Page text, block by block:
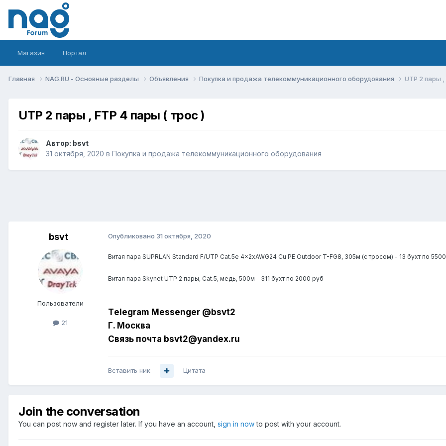
Магазин Портал
Главная NAG.RU - Основные разделы Объявления Покупка и продажа телекоммуникационного оборудования UTP 2 пары
UTP 2 пары , FTP 4 пары ( трос )
Автор: bsvt
31 октября, 2020 в Покупка и продажа телекоммуникационного оборудования
bsvt
Пользователи
21
Опубликовано 31 октября, 2020
Витая пара SUPRLAN Standard F/UTP Cat.5e 4x2xAWG24 Cu PE Outdoor T-FG8, 305м (с тросом) - 13 бухт по
Витая пара Skynet UTP 2 пары, Cat.5, медь, 500м - 311 бухт по 2000 руб
Tеlеgrаm Messеngеr @bsvt2
Г. Москва
Связь почта bsvt2@yandex.ru
Вставить ник Цитата
Join the conversation
You can post now and register later. If you have an account, sign in nowto post with your account.